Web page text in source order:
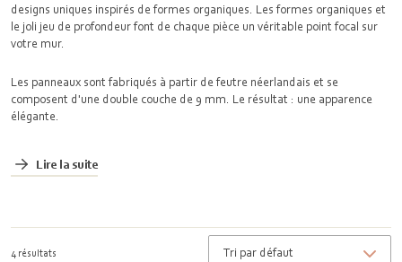
designs uniques inspirés de formes organiques. Les formes organiques et
le joli jeu de profondeur font de chaque pièce un véritable point focal sur
votre mur.
Les panneaux sont fabriqués à partir defeutre néerlandais et se
composent d'une double couche de 9 mm. Le résultat : une apparence
élégante.
Lire la suite
4 résultats